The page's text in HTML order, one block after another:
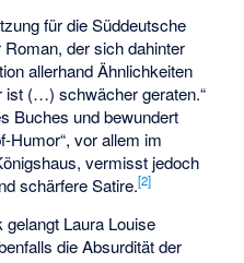
für die Süddeutsche
der sich dahinter
allerhand Ähnlichkeiten
ist (…) schwächer geraten.“
Buches und bewundert
Humor“, vor allem im
vermisst jedoch
schärfere Satire.[2]
Laura Louise
die Absurdität der